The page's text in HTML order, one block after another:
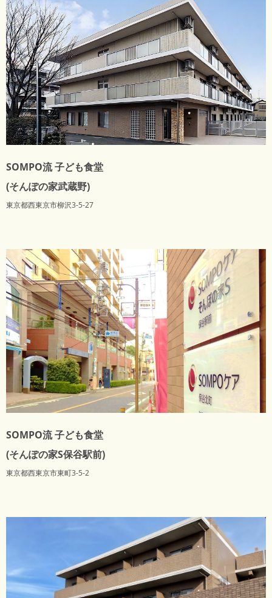
SOMPO流 子ども食堂
(そんぽの家武蔵野)
東京都西東京市柳沢3-5-27
SOMPO流 子ども食堂
(そんぽの家S保谷駅前)
東京都西東京市東町3-5-2